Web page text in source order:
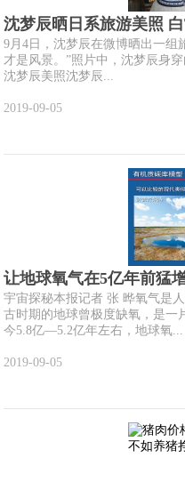
沈梦辰晒日系旅游美照
9月4日，沈梦辰在微博晒出一组
才是风景。”照片中，沈梦辰身
沈梦辰美照沈梦辰...
2019-09-05
让地球氧气在5亿年前猛
宇宙探秘本报记者 张 晔氧气是
古时期的地球曾极度缺氧，是一
今5.8亿—5.2亿年左右，地球氧...
2019-09-05